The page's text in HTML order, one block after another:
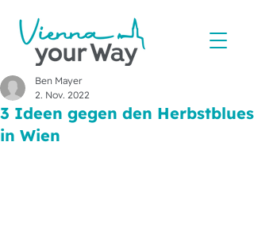
3 Ideen gegen den Herbstblues
in Wien
Ben Mayer
2. Nov. 2022